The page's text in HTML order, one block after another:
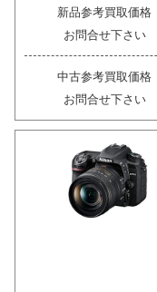
新品参考買取価格
お問合せ下さい
中古参考買取価格
お問合せ下さい